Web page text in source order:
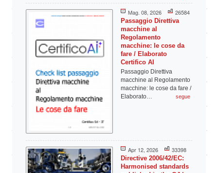
Mag. 08, 2026 26584
Passaggio Direttiva
macchine al
Regolamento
macchine: le cose da
fare / Elaborato
Certifico AI
Passaggio Direttiva
macchine al Regolamento
macchine: le cose da fare /
Elaborato…
segue
Apr 12, 2026 33398
Directive 2006/42/EC:
Harmonised standards